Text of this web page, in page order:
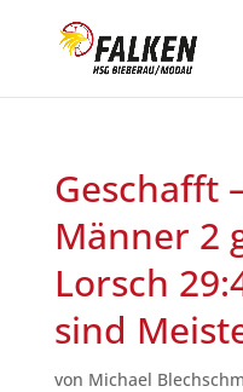
Geschafft
Männer 2
Lorsch
sind
von Michael